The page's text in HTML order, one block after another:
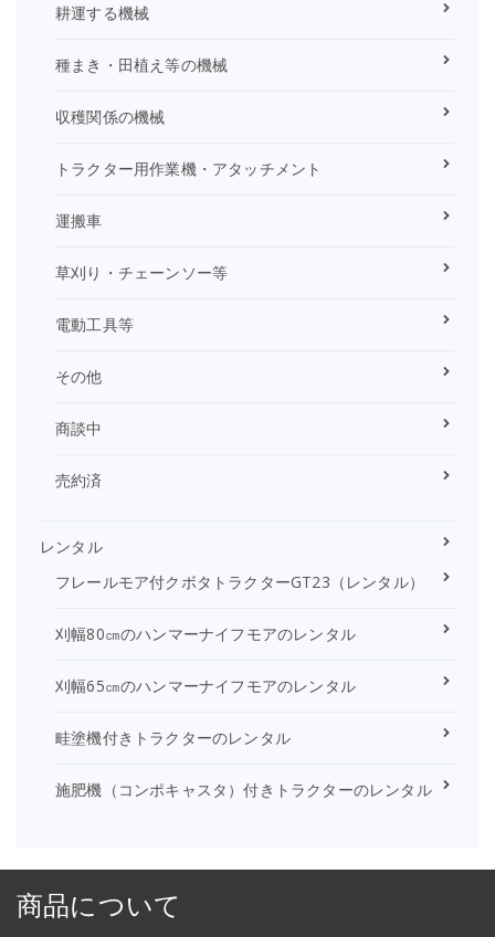
耕運する機械
種まき・田植え等の機械
収穫関係の機械
トラクター用作業機・アタッチメント
運搬車
草刈り・チェーンソー等
電動工具等
その他
商談中
売約済
レンタル
フレールモア付クボタトラクターGT23（レンタル）
刈幅80㎝のハンマーナイフモアのレンタル
刈幅65㎝のハンマーナイフモアのレンタル
畦塗機付きトラクターのレンタル
施肥機（コンポキャスタ）付きトラクターのレンタル
商品について